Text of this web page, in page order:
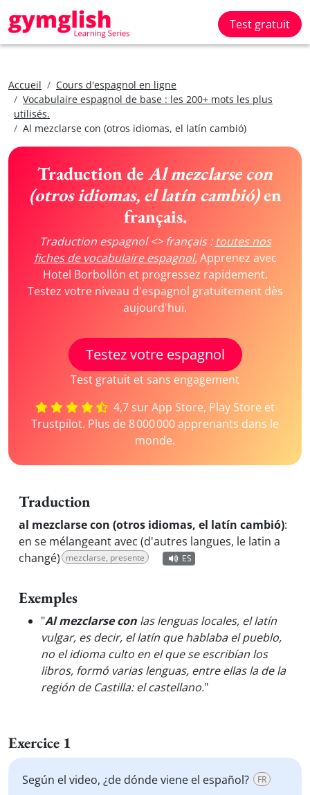
Test gratuit
Accueil
Cours d'espagnol en ligne
Vocabulaire espagnol de base : les 200+ mots les plus
utilisés.
Al mezclarse con (otros idiomas, el latín cambió)
Traduction deAl mezclarse con
(otros idiomas, el latín cambió)en
français.
Traduction espagnol <> français : toutes nos
fiches de vocabulaire espagnol.Apprenez avec
Hotel Borbollón et progressez rapidement.
Testez votre niveau d'espagnol gratuitement dès
aujourd'hui.
Testez votre espagnol
Test gratuit et sans engagement
4,7 sur App Store, Play Store et
Trustpilot. Plus de 8 000 000 apprenants dans le
monde.
Traduction
al mezclarse con (otros idiomas, el latín cambió):
en se mélangeant avec (d'autres langues, le latin a
changé) mezclarse, presente ES
Exemples
"Al mezclarse con las lenguas locales, el latín
vulgar, es decir, el latín que hablaba el pueblo,
no el idioma culto en el que se escribían los
libros, formó varias lenguas, entre ellas la de la
región de Castilla: el castellano."
Exercice 1
Según el video, ¿de dónde viene el español? FR